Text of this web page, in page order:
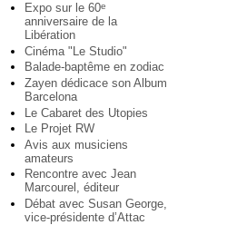
Expo sur le 60e
anniversaire de la
Libération
Cinéma "Le Studio"
Balade-baptême en zodiac
Zayen dédicace son Album
Barcelona
Le Cabaret des Utopies
Le Projet RW
Avis aux musiciens
amateurs
Rencontre avec Jean
Marcourel, éditeur
Débat avec Susan George,
vice-présidente d’Attac